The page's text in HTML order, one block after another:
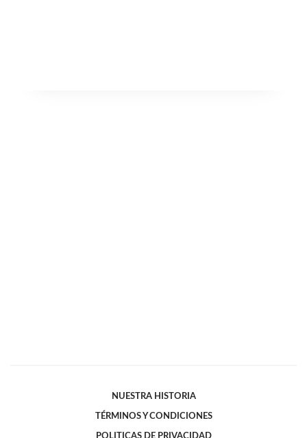
NUESTRA HISTORIA
TÉRMINOS Y CONDICIONES
POLITICAS DE PRIVACIDAD